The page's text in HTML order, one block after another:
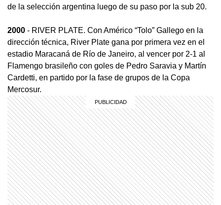
de la selección argentina luego de su paso por la sub 20.
2000 - RIVER PLATE. Con Américo “Tolo” Gallego en la
dirección técnica, River Plate gana por primera vez en el
estadio Maracaná de Río de Janeiro, al vencer por 2-1 al
Flamengo brasileño con goles de Pedro Saravia y Martín
Cardetti, en partido por la fase de grupos de la Copa
Mercosur.